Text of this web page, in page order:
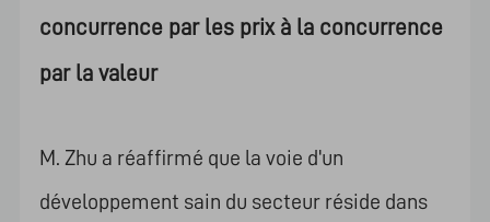
concurrence par les prix à la concurrence
par la valeur
M. Zhu a réaffirmé que la voie d'un
développement sain du secteur réside dans